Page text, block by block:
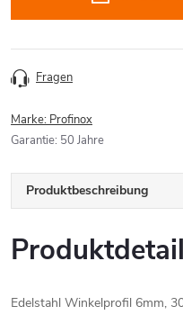
Fragen
Marke: Profinox
Garantie: 50 Jahre
Produktbeschreibung
Edelstahl Winkelprofil 6mm,